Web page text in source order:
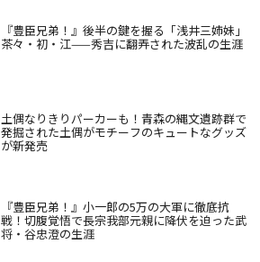
『豊臣兄弟！』後半の鍵を握る「浅井三姉妹」
茶々・初・江——秀吉に翻弄された波乱の生涯
土偶なりきりパーカーも！青森の縄文遺跡群で
発掘された土偶がモチーフのキュートなグッズ
が新発売
『豊臣兄弟！』小一郎の5万の大軍に徹底抗
戦！切腹覚悟で長宗我部元親に降伏を迫った武
将・谷忠澄の生涯